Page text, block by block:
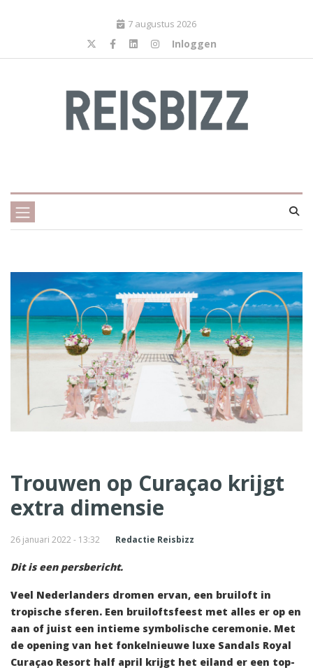
7 augustus 2026
Inloggen
Trouwen op Curaçao krijgt
extra dimensie
26 januari 2022 - 13:32 Redactie Reisbizz
Dit is een persbericht.
Veel Nederlanders dromen ervan, een bruiloft in
tropische sferen. Een bruiloftsfeest met alles er op en
aan of juist een intieme symbolische ceremonie. Met
de opening van het fonkelnieuwe luxe Sandals Royal
Curaçao Resort half april krijgt het eiland er een top-